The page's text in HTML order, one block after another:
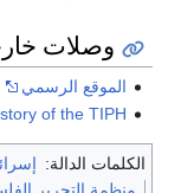
وصلات
الموقع الرسمي
of the TIPH
الكلمات الدالة: